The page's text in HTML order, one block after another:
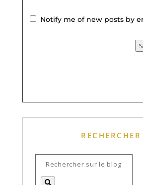
Notify me of new posts by
RECHERCHER